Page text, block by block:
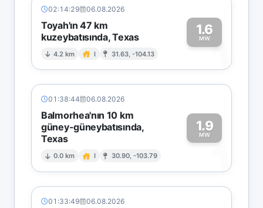
02:14:29 06.08.2026
Toyah'ın 47 km
kuzeybatısında, Texas
4.2 km I 31.63, -104.13
1.6
MW1
01:38:44 06.08.2026
Balmorhea'nın 10 km
güney-güneybatısında,
Texas
0.0 km I 30.90, -103.79
1.9
MW
1
01:33:49 06.08.2026